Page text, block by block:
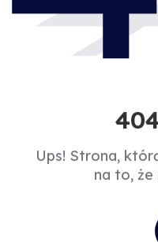
Ups! Strona,
na to, że